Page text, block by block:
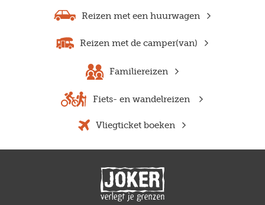
Reizen met een huurwagen
Reizen met de camper(van)
Familiereizen
Fiets- en wandelreizen
Vliegticket boeken